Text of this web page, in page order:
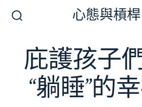
切
換
開
心態與槓桿
庇護孩子
“躺睡”的